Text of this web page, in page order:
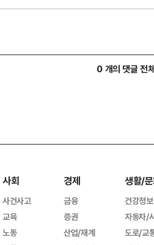
0 개의 댓글 전
사회
사건사고
교육
노동
경제
금융
증권
산업/재계
생활/
건강정보
자동차/
도로/교